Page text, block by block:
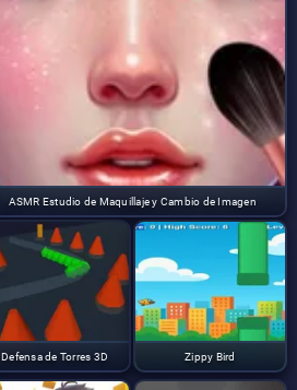
ASMR Estudio de Maquillaje y Cambio de Imagen
Defensa de Torres 3D Zippy Bird